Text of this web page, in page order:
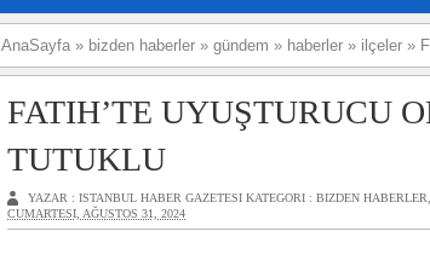
AnaSayfa » bizden haberler » gündem » haberler » ilçeler »
FATIH’TE UYUŞTURUCU
TUTUKLU
YAZAR : ISTANBUL HABER GAZETESI KATEGORI : BIZDEN HABERLER,
CUMARTESI, AĞUSTOS 31, 2024